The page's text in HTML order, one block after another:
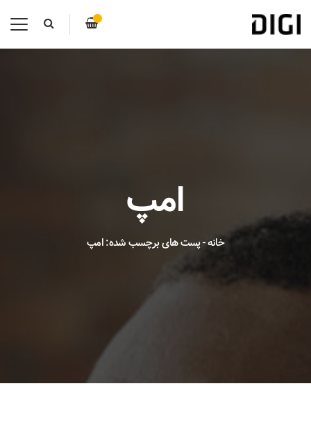
امپ
خانه-پست های برچسب شده: امپ